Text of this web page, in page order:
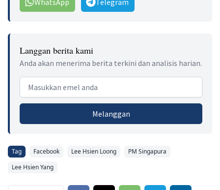
WhatsApp Telegram
Langgan berita kami
Anda akan menerima berita terkini dan analisis harian.
Email address
Melanggan
Tag Facebook Lee Hsien Loong
PM Singapura
Lee Hsien Yang